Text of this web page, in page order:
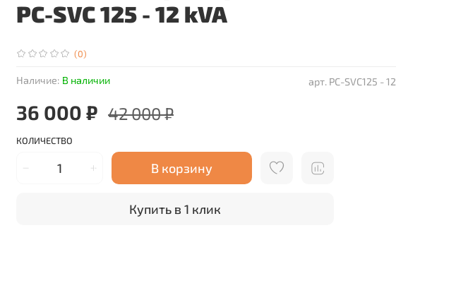
(0)
арт. PC-SVC125 - 12
Наличие: В наличии
PC-SVC 125 - 12 kVA
36 000 ₽ 42 000 ₽
КОЛИЧЕСТВО
В корзину
Купить в 1 клик